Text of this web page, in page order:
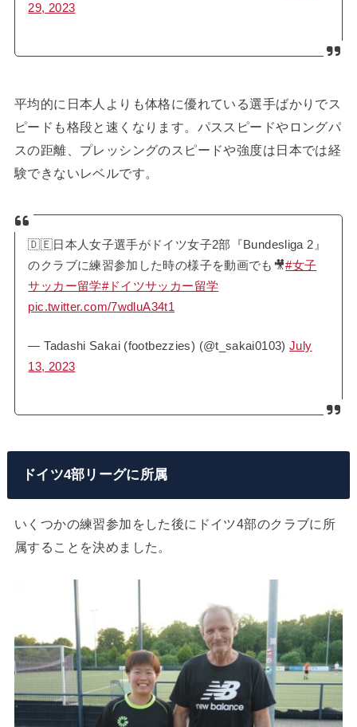
29, 2023
平均的に日本人よりも体格に優れている選手ばかりでス
ピードも格段と速くなります。パススピードやロングパ
スの距離、プレッシングのスピードや強度は日本では経
験できないレベルです。
🇩🇪日本人女子選手がドイツ女子2部『Bundesliga 2』
のクラブに練習参加した時の様子を動画でも🎥#女子
サッカー留学#ドイツサッカー留学
pic.twitter.com/7wdluA34t1
— Tadashi Sakai (footbezzies) (@t_sakai0103)July
13, 2023
ドイツ4部リーグに所属
いくつかの練習参加をした後にドイツ4部のクラブに所
属することを決めました。